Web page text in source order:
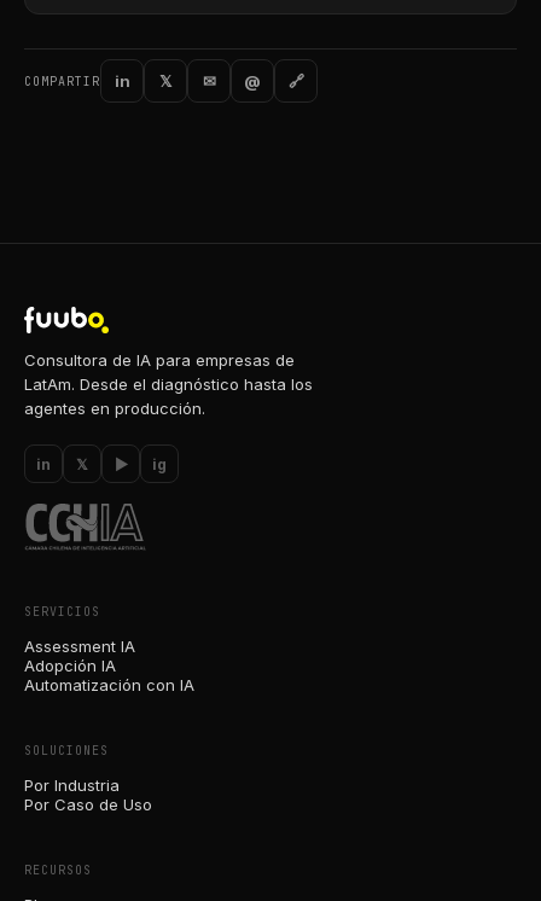
COMPARTIR in 𝕏 ✉ @ 🔗
Consultora de IA para empresas de
LatAm. Desde el diagnóstico hasta los
agentes en producción.
in 𝕏 ▶ ig
SERVICIOS
Assessment IA
Adopción IA
Automatización con IA
SOLUCIONES
Por Industria
Por Caso de Uso
RECURSOS